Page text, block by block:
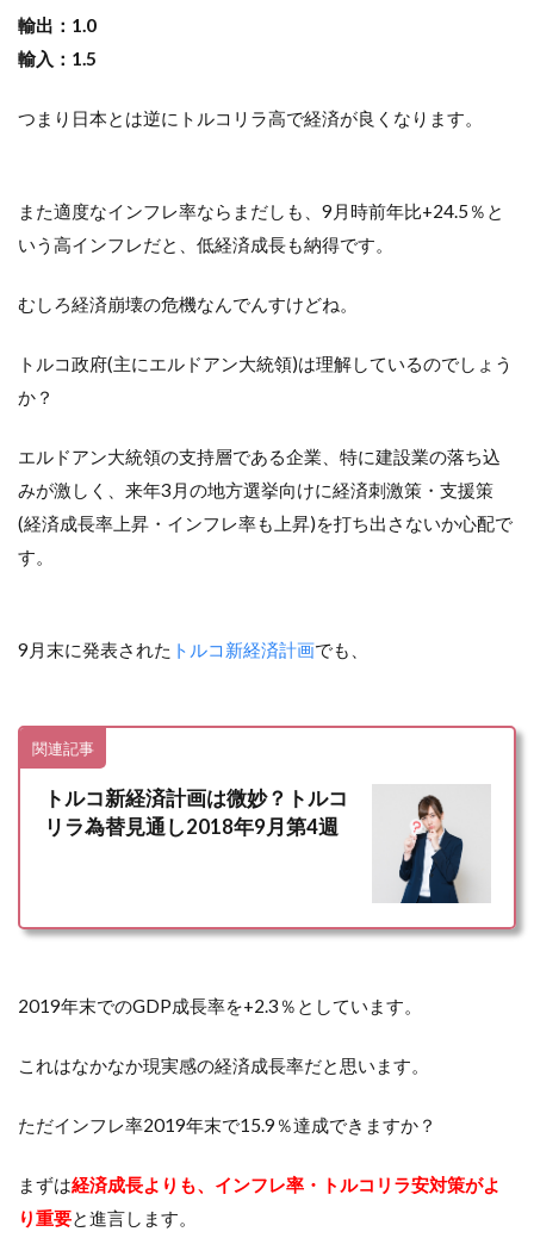
輸出：1.0
輸入：1.5
つまり日本とは逆にトルコリラ高で経済が良くなります。
また適度なインフレ率ならまだしも、9月時前年比+24.5％と
いう高インフレだと、低経済成長も納得です。
むしろ経済崩壊の危機なんでんすけどね。
トルコ政府(主にエルドアン大統領)は理解しているのでしょう
か？
エルドアン大統領の支持層である企業、特に建設業の落ち込
みが激しく、来年3月の地方選挙向けに経済刺激策・支援策
(経済成長率上昇・インフレ率も上昇)を打ち出さないか心配で
す。
9月末に発表された トルコ新経済計画でも、
関連記事
トルコ新経済計画は微妙？トルコ
リラ為替見通し2018年9月第4週
2019年末でのGDP成長率を+2.3％としています。
これはなかなか現実感の経済成長率だと思います。
ただインフレ率2019年末で15.9％達成できますか？
まずは経済成長よりも、インフレ率・トルコリラ安対策がよ
り重要と進言します。